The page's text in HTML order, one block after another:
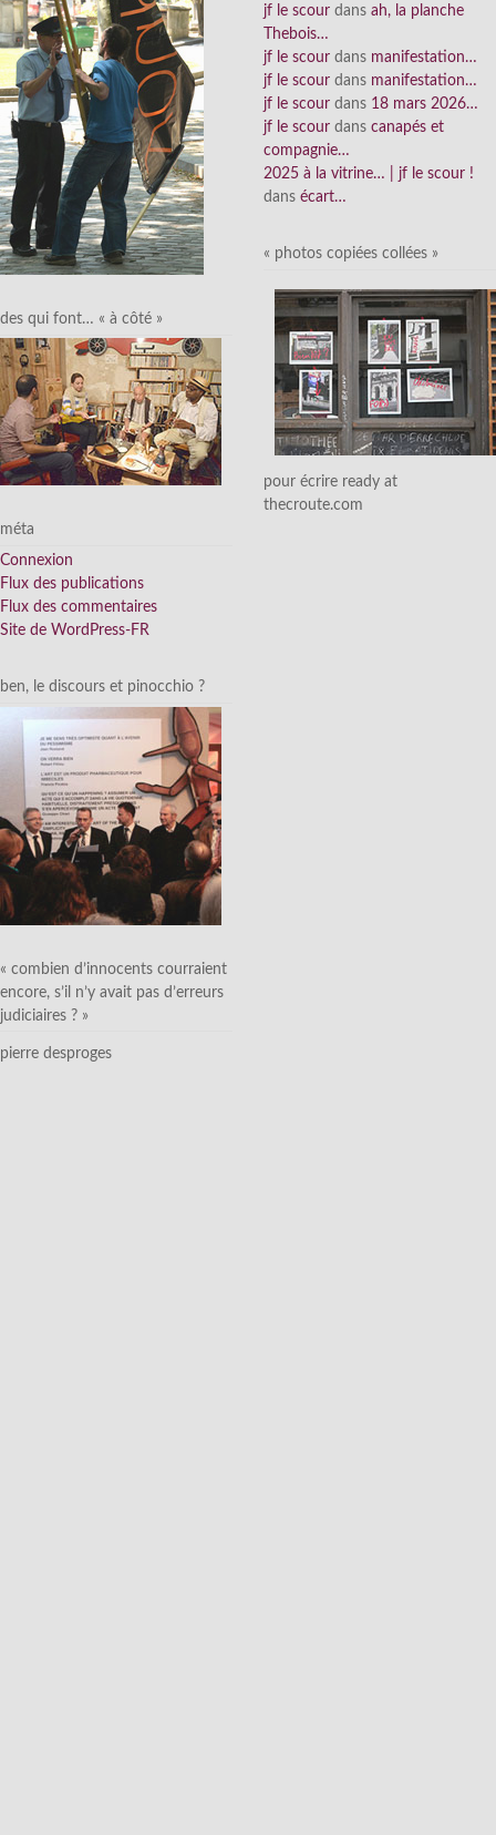
des qui font… « à côté »
méta
Connexion
Flux des publications
Flux des commentaires
Site de WordPress-FR
ben, le discours et pinocchio ?
« combien d’innocents courraient
encore, s’il n’y avait pas d’erreurs
judiciaires ? »
pierre desproges
jf le scour dans ah, la planche
Thebois…
jf le scour dans manifestation…
jf le scour dans manifestation…
jf le scour dans 18 mars 2026…
jf le scour dans canapés et
compagnie…
2025 à la vitrine… | jf le scour !
dans écart…
« photos copiées collées »
pour écrire ready at
thecroute.com